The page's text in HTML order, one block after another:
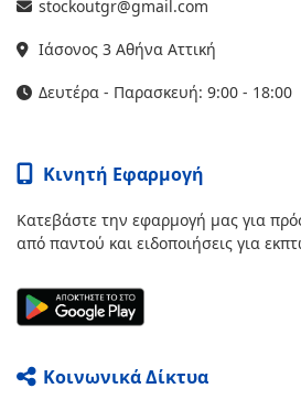
stockoutgr@gmail.com
Ιάσονος 3 Αθήνα Αττική
Δευτέρα - Παρασκευή: 9:00 - 18:00
Κινητή Εφαρμογή
Κατεβάστε την εφαρμογή μας για
από παντού και ειδοποιήσεις για
Κοινωνικά Δίκτυα